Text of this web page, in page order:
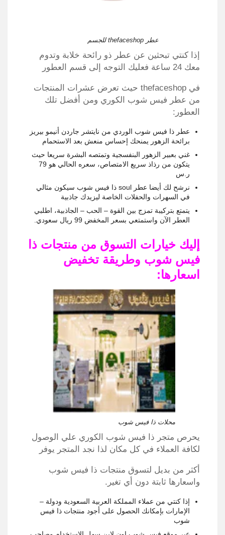
عطر thefaceshop للجسم
إذا كنتي تبحثين عن عطر ذو رائحة خلابة وتدوم
معك 24 ساعة فعليك التوجه إلى قسم العطور
في thefaceshop حيث تعرض عشرات المنتجات
من عطر فيس شوب الكوري ومن أفضل تلك
العطور:
عطر ذا فيس شوب الوردي من نايتشر جاردن أنيمو بيريز
برائحة الزهور يمنحك إحساس منعش بعد الاستحمام
غني بعبير الزهور البنفسجية وتمتصه البشرة سريعا حيث
يتكون من رذاذ سريع الامتصاص، سعره الحالي هو 79
ر.س
نرشح لك أيضا عطر soul ذا فيس شوب سيكون مثالي
في السهرات والحفلات الخاصة ليزيدك جاذبية
يتمتع بتركيبة تمزج بين القوة – الحب – الجاذبية، اطلبي
العطر الآن واستمتعي بسعر المخفض 99 ريال سعودي.
إليك خيارات التسوق من منتجات ذا
فيس شوب وطريقة تخفيض
اسعارها:
محلات ذا فيس شوب
يحرص متجر ذا فيس شوب الكوري علي الوصول
لكافة العملاء في كل مكان لذا نجد المتجر يوفر
أكثر من بديل لتسوق منتجات ذا فيس شوب
واسعارها ثابتة دون أي تغير.
إذا كنتي من عملاء المملكة العربية السعودية ودولة –
الإمارات بإمكانك الحصول على أجود منتجات ذا فيس
شوب